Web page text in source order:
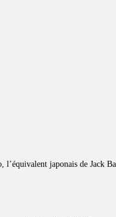
l’équivalent japonais de Jack